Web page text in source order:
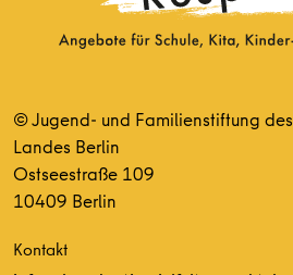
© Jugend- und Familienstiftung des
Landes Berlin
Ostseestraße 109
10409 Berlin
Kontakt